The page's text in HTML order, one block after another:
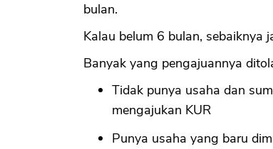
bulan.
Kalau belum 6 bulan, sebaiknya
Banyak yang pengajuannya
Tidak punya usaha dan
mengajukan KUR
Punya usaha yang baru